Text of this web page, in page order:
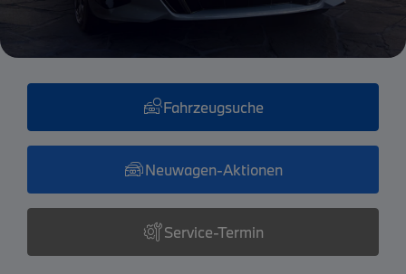
Fahrzeugsuche
Neuwagen-Aktionen
Service-Termin